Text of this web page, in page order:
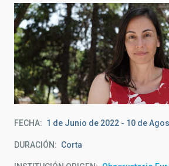
FECHA 1 de Junio de 2022 - 10 de
DURACIÓN Corta